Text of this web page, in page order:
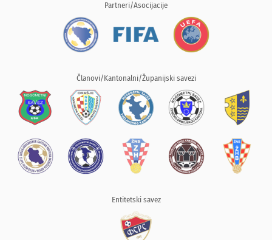
Partneri/Asocijacije
Članovi/Kantonalni/Županijski savezi
Entitetski savez